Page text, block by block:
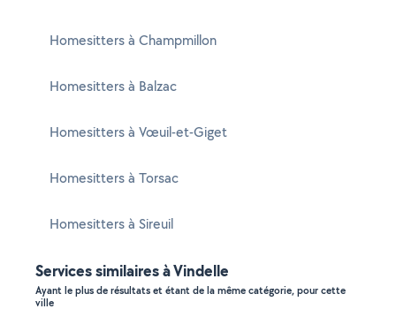
Homesitters à Champmillon
Homesitters à Balzac
Homesitters à Vœuil-et-Giget
Homesitters à Torsac
Homesitters à Sireuil
Services similaires à Vindelle
Ayant le plus de résultats et étant de la même catégorie, pour cette
ville